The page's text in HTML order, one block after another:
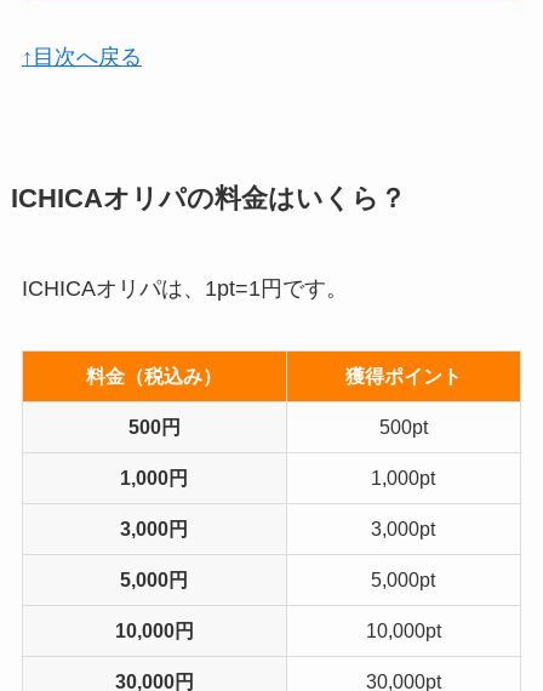
↑目次へ戻る
ICHICAオリパの料金はいくら？
ICHICAオリパは、1pt=1円です。
料金（税込み） 獲得ポイント
500円 500pt
1,000円 1,000pt
3,000円 3,000pt
5,000円 5,000pt
10,000円 10,000pt
30,000円 30,000pt